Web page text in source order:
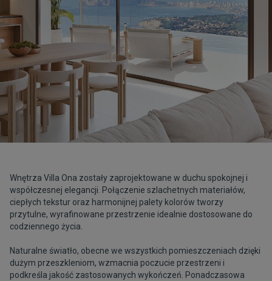
Wnętrza Villa Ona zostały zaprojektowane w duchu spokojnej i
współczesnej elegancji. Połączenie szlachetnych materiałów,
ciepłych tekstur oraz harmonijnej palety kolorów tworzy
przytulne, wyrafinowane przestrzenie idealnie dostosowane do
codziennego życia.
Naturalne światło, obecne we wszystkich pomieszczeniach dzięki
dużym przeszkleniom, wzmacnia poczucie przestrzeni i
podkreśla jakość zastosowanych wykończeń. Ponadczasowa